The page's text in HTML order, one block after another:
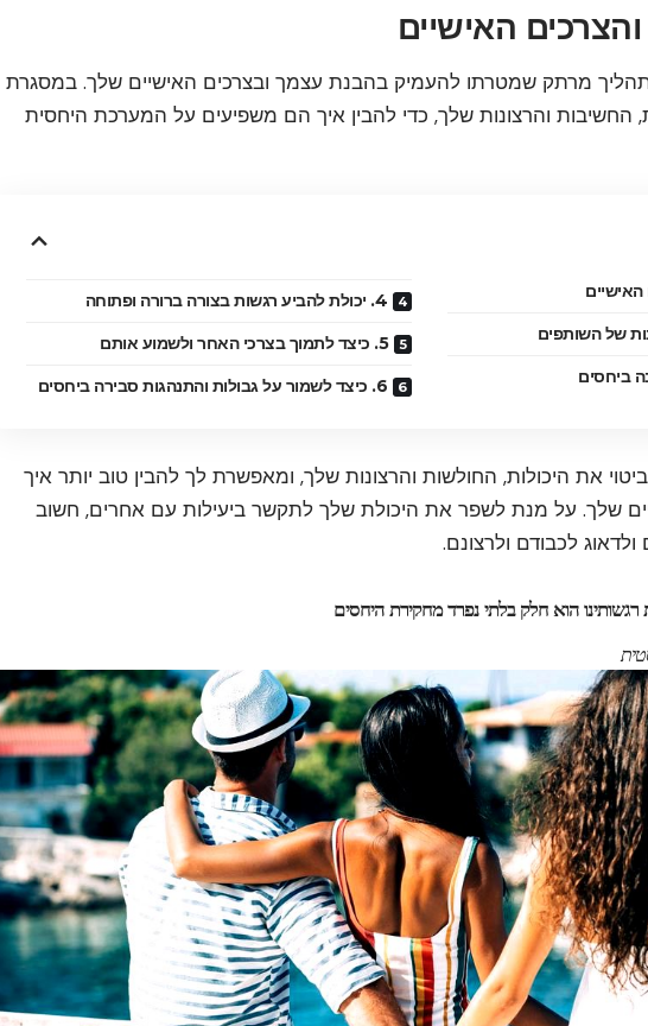
מרתק שמטרתו להעמיק בהבנת עצמך ובצרכים האישיים שלך. במסגרת
החשיבות והרצונות שלך, כדי להבין איך הם משפיעים על המערכת היחסית
4. יכולת להביע רגשות בצורה ברורה ופתוחה
5. כיצד לתמוך בצרכי האחר ולשמוע אותם
6. כיצד לשמור על גבולות והתנהגות סבירה ביחסים
את היכולות, החולשות והרצונות שלך, ומאפשרת לך להבין טוב יותר איך
שלך. על מנת לשפר את היכולת שלך לתקשר ביעילות עם אחרים, חשוב
לכבודם ולרצונם.
רגשותינו הוא חלק בלתי נפרד מחקירת היחסים